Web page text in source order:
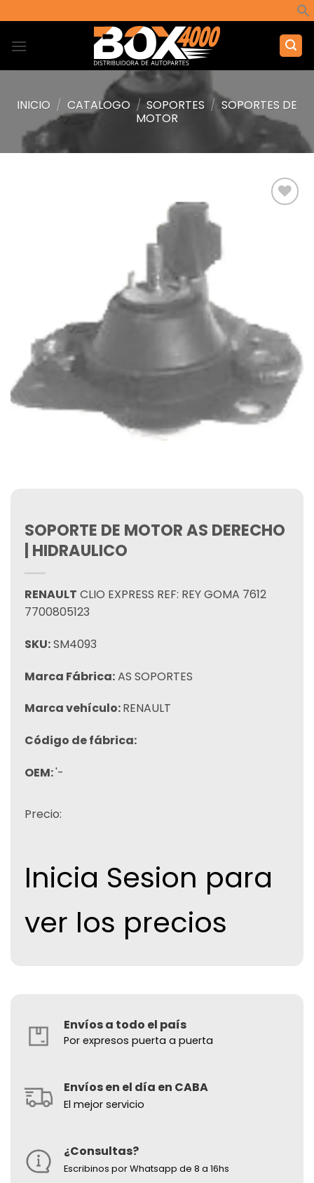
al
contenido
INICIO / CATALOGO / SOPORTES / SOPORTES DE
MOTOR
SOPORTE DE MOTOR AS DERECHO
| HIDRAULICO
RENAULT CLIO EXPRESS REF: REY GOMA 7612
7700805123
SKU:SM4093
Marca Fábrica:AS SOPORTES
Marca vehículo:RENAULT
Código de fábrica:
OEM:'-
Precio:
Inicia Sesion para
ver los precios
Envíos a todo el país
Por expresos puerta a puerta
Envíos en el día en CABA
El mejor servicio
¿Consultas?
Escribinos por Whatsapp de 8 a 16hs